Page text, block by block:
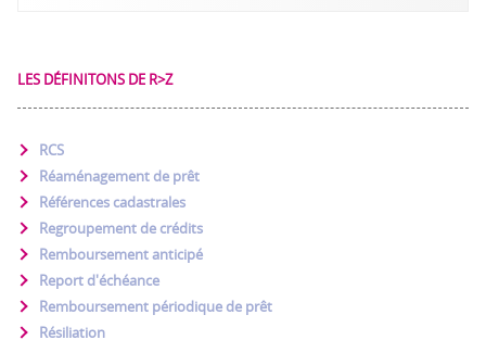
LES DÉFINITONS DE R>Z
RCS
Réaménagement de prêt
Références cadastrales
Regroupement de crédits
Remboursement anticipé
Report d'échéance
Remboursement périodique de prêt
Résiliation